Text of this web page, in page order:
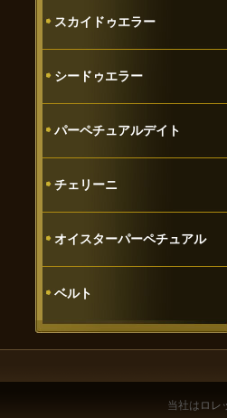
スカイドゥエラー
シードゥエラー
パーペチュアルデイト
チェリーニ
オイスターパーペチュアル
ベルト
当社は ロレ